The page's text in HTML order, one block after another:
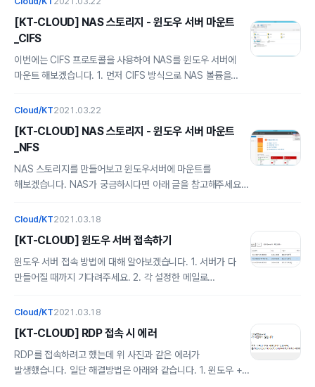
아래 링크를 참고하시면 좋을 것 같습니다.
https://alsrbdmsco0409.t..
되었는지 확인해봅시다. 이렇게 패키지가 설치가 된 것을 볼 수
있습니다. 3. 서버 이미지를 생성하려면 해당 서버를 종료해야
되므로 서버를 종료해줍니다. 4. 서버를 종료 후 이미지 생성할
서버를 체크 후 이미지 생성을 눌러줍니다. 5. 이미지 이름을
생성이 시작됩니다. 용량 따라 만들어지는 시간도 다르니
[KT-CLOUD] NAS 스토리지 - 윈도우 서버 마운트
_CIFS
이번에는 CIFS 프로토콜을 사용하여 NAS를 윈도우 서버에
마운트 해보겠습니다. 1. 먼저 CIFS 방식으로 NAS 볼륨을
CIFS 계정 추가를 해줍니다. (ID, PW는 윈도우 서버 계정과
IP 설정에 눌러 들어가 주세요. 4. 들어가서 항목 선택 후 연결
클릭 그럼 윈도우 서버쪽에 추가 사설IP란에 IP가 추가 된것을
확인 할 수 있습니다. 이제 윈도우 서버로 가서 연결 설정을
해봅시다. 5. 내 파일 - 네트워크 드라이브 연결 클릭 6. NAS
프로토콜을 사용해서 NAS을 연결해봤..
[KT-CLOUD] NAS 스토리지 - 윈도우 서버 마운트
_NFS
NAS 스토리지를 만들어보고 윈도우서버에 마운트를
해보겠습니다. NAS가 궁금하시다면 아래 글을 참고해주세요.
Attached Storage) 란? NAS : Network Attached
연결하는 외장하드라고 생각하면 된다. 컴퓨터에 직접 연결하지
않고 네트워크를 통해 데이터를 주고받기 때문에 클라우
alsrbdmsco0409.tistory.com 그럼 먼저 KT Cloud
마운트가 주 내용이니 설치는 이전 글을 참고해주시면
alsrbdmsco0409.t..
Cloud/KT2021.03.22
[KT-CLOUD] 윈도우 서버 접속하기
윈도우 서버 접속 방법에 대해 알아보겠습니다. 1. 서버가 다
만들어질 때까지 기다려주세요. 2. 각 설정한 메일로
따로 생성해서 사용할 예정입니다. 공인 IP 생성하는 법은 아래
CLOUD] 공인 IP생성하기 KT Cloud는 기본적으로 한 개의
공인 IP가 할당됩니다. 만약 여러 서버를 운영하고 여러개의
공인 IP가 필요하다면 추가로 신청하시면 됩니다. IP 생성하는
Cloud/KT2021.03.18
[KT-CLOUD] RDP 접속 시 에러
RDP를 접속하려고 했는데 위 사진과 같은 에러가
발생했습니다. 일단 해결방법은 아래와 같습니다. 1. 윈도우 +
Cloud/KT2021.03.18